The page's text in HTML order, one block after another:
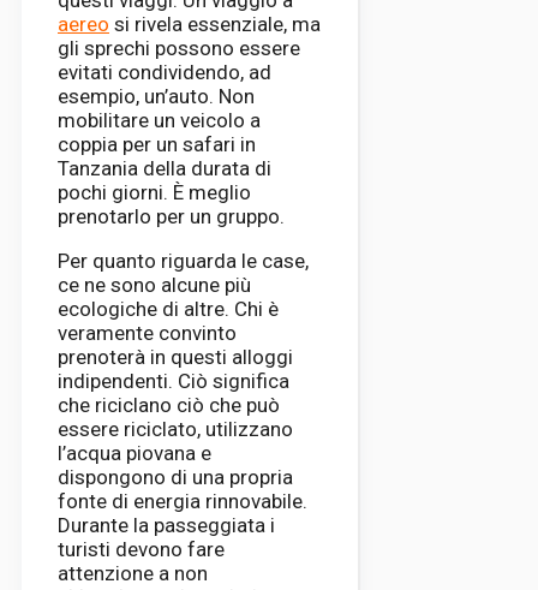
aereo si rivela essenziale, ma
gli sprechi possono essere
evitati condividendo, ad
esempio, un’auto. Non
mobilitare un veicolo a
coppia per un safari in
Tanzania della durata di
pochi giorni. È meglio
prenotarlo per un gruppo.
Per quanto riguarda le case,
ce ne sono alcune più
ecologiche di altre. Chi è
veramente convinto
prenoterà in questi alloggi
indipendenti. Ciò significa
che riciclano ciò che può
essere riciclato, utilizzano
l’acqua piovana e
dispongono di una propria
fonte di energia rinnovabile.
Durante la passeggiata i
turisti devono fare
attenzione a non